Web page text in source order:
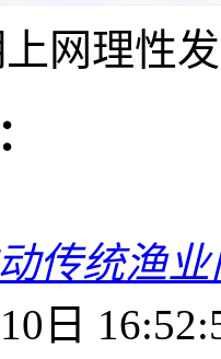
网理性
传统渔
日